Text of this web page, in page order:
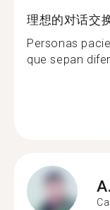
理想的对话交
Personas
que sepan
A.